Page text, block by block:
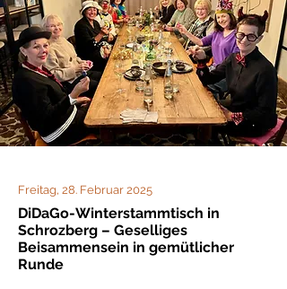
Freitag, 28. Februar 2025
DiDaGo-Winterstammtisch in
Schrozberg – Geselliges
Beisammensein in gemütlicher
Runde